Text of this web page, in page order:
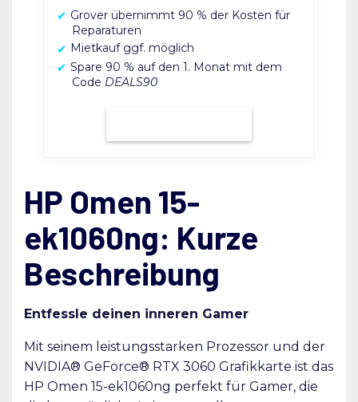
Grover übernimmt 90 % der Kosten für
Reparaturen
Mietkauf ggf. möglich
Spare 90 % auf den 1. Monat mit dem
Code DEALS90
HP Omen 15-
ek1060ng: Kurze
Beschreibung
Entfessle deinen inneren Gamer
Mit seinem leistungsstarken Prozessor und der
NVIDIA® GeForce® RTX 3060 Grafikkarte ist das
HP Omen 15-ek1060ng perfekt für Gamer, die